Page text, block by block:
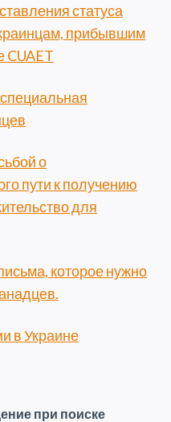
статуса
прибывшим
CUAET
о
пути к получению
для
которое нужно
в Украине
при поиске